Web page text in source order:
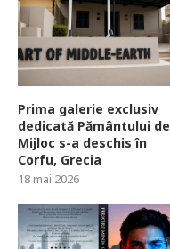
Prima galerie exclusiv
dedicată Pământului de
Mijloc s-a deschis în
Corfu, Grecia
18 mai 2026